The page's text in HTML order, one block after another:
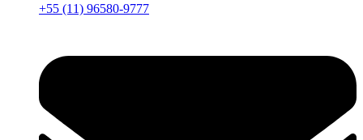
+55 (11) 96580-9777